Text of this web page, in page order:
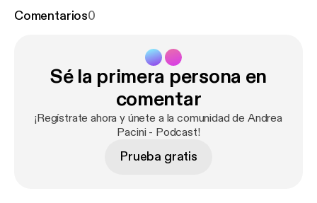
this video I unpack the Presentation SCORE
Comentarios0
Sé la primera persona en
comentar
¡Regístrate ahora y únete a la comunidad de Andrea
Pacini - Podcast!
Prueba gratis